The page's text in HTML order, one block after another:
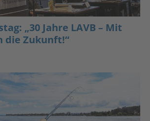
„30 Jahre LAVB – Mit
die Zukunft!“